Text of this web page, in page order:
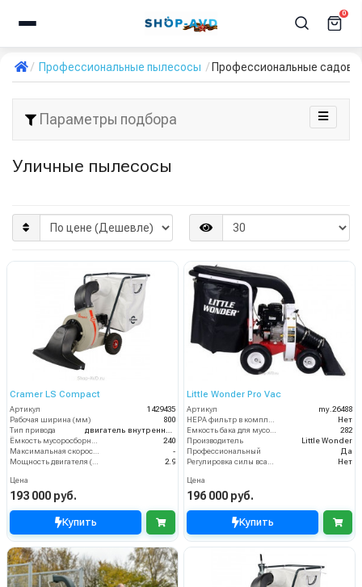
0
Профессиональные пылесосы Профессиональные
Параметры подбора
Уличные пылесосы
Cramer LS Compact
Артикул
1429435
Рабочая ширина (мм)
800
Тип привода
240
-
2.9
Цена
193 000 руб.
Купить
Little Wonder Pro Vac
Артикул
my.26488
Нет
282
Производитель
Little Wonder
Профессиональный
Да
Нет
Цена
196 000 руб.
Купить